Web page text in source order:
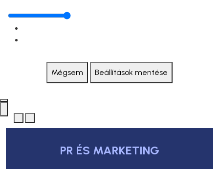
Mégsem Beállítások mentése
PR ÉS MARKETING